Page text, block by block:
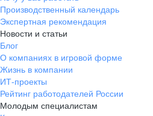
Производственный календарь
Экспертная рекомендация
Новости и статьи
Блог
О компаниях в игровой форме
Жизнь в компании
ИТ-проекты
Рейтинг работодателей России
Молодым специалистам